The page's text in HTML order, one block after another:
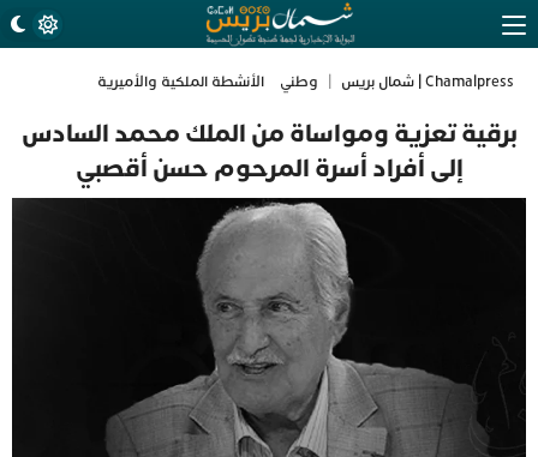
Chamalpress | شمال بريس وطني الأنشطة الملكية والأميرية
برقية تعزية ومواساة من الملك محمد السادس
إلى أفراد أسرة المرحوم حسن أقصبي